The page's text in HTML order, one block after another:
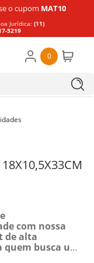
o cupom MAT10
Jurídica: (11)
5219
0
18X10,5X33CM
com nossa
de alta
busca uma